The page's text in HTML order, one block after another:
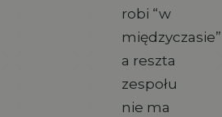
robi “w
a reszta
zespołu
nie ma